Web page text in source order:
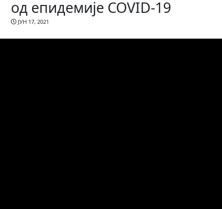
од епидемије COVID-19
ЈУН 17, 2021